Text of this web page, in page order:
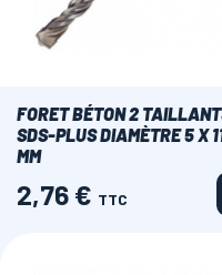
FORET BÉTON 2
SDS-PLUS DIAMÈTRE 5 X
MM
Prix
2,76 € TTC